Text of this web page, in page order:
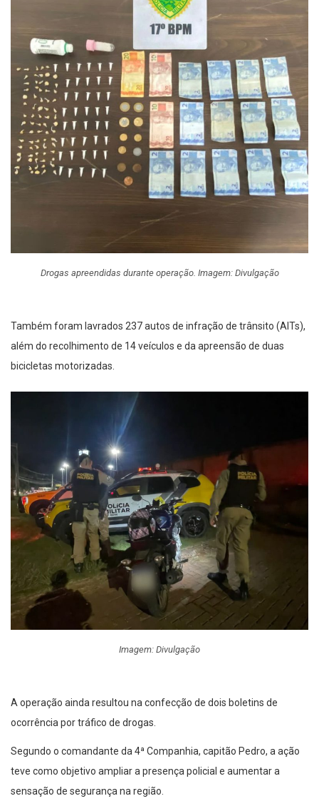
Drogas apreendidas durante operação. Imagem: Divulgação
Também foram lavrados 237 autos de infração de trânsito (AITs),
além do recolhimento de 14 veículos e da apreensão de duas
bicicletas motorizadas.
Imagem: Divulgação
A operação ainda resultou na confecção de dois boletins de
ocorrência por tráfico de drogas.
Segundo o comandante da 4ª Companhia, capitão Pedro, a ação
teve como objetivo ampliar a presença policial e aumentar a
sensação de segurança na região.